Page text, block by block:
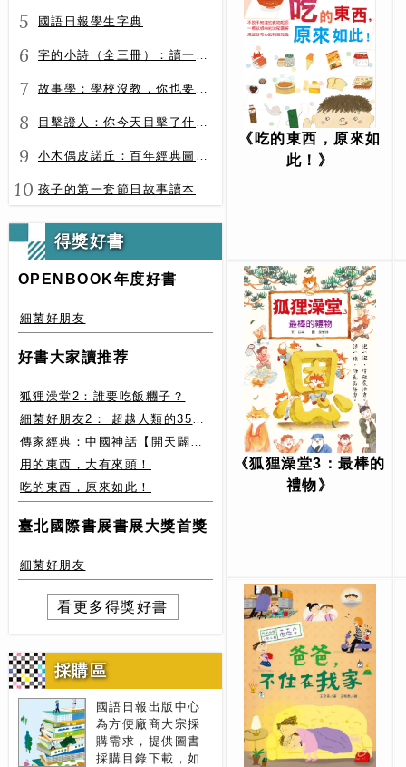
5 國語日報學生字典
6 字的小詩（全三冊）：讀一首詩，交一個字朋友（字字小宇宙+字字看心情+字字有意思）
7 故事學：學校沒教，你也要會的表達力
8 目擊證人：你今天目擊了什麼？
9 小木偶皮諾丘：百年經典圖文全譯版
10 孩子的第一套節日故事讀本
得獎好書
OPENBOOK年度好書
細菌好朋友
好書大家讀推荐
狐狸澡堂2：誰要吃飯糰子？
細菌好朋友2： 超越人類的35種細菌生存絕技
傳家經典：中國神話【開天闢地篇】盤古、女媧還有奇珍異獸
用的東西，大有來頭！
吃的東西，原來如此！
臺北國際書展書展大獎首獎
細菌好朋友
看更多得獎好書
採購區
國語日報出版中心
為方便廠商大宗採
購需求，提供圖書
採購目錄下載，如
《吃的東西，原來如
此！》
《狐狸澡堂3：最棒的
禮物》